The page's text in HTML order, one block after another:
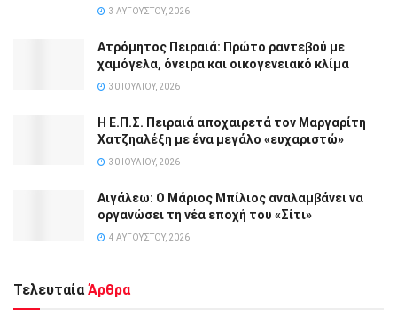
3 ΑΥΓΟΎΣΤΟΥ, 2026
Ατρόμητος Πειραιά: Πρώτο ραντεβού με
χαμόγελα, όνειρα και οικογενειακό κλίμα
30 ΙΟΥΛΊΟΥ, 2026
Η Ε.Π.Σ. Πειραιά αποχαιρετά τον Μαργαρίτη
Χατζηαλέξη με ένα μεγάλο «ευχαριστώ»
30 ΙΟΥΛΊΟΥ, 2026
Αιγάλεω: Ο Μάριος Μπίλιος αναλαμβάνει να
οργανώσει τη νέα εποχή του «Σίτι»
4 ΑΥΓΟΎΣΤΟΥ, 2026
Τελευταία Άρθρα